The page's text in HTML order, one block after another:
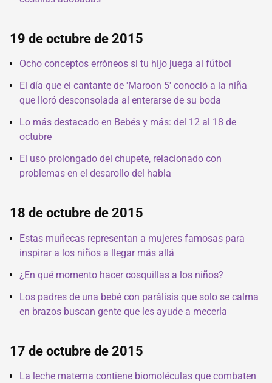
19 de octubre de 2015
Ocho conceptos erróneos si tu hijo juega al fútbol
El día que el cantante de 'Maroon 5' conoció a la niña
que lloró desconsolada al enterarse de su boda
Lo más destacado en Bebés y más: del 12 al 18 de
octubre
El uso prolongado del chupete, relacionado con
problemas en el desarollo del habla
18 de octubre de 2015
Estas muñecas representan a mujeres famosas para
inspirar a los niños a llegar más allá
¿En qué momento hacer cosquillas a los niños?
Los padres de una bebé con parálisis que solo se calma
en brazos buscan gente que les ayude a mecerla
17 de octubre de 2015
La leche materna contiene biomoléculas que combaten